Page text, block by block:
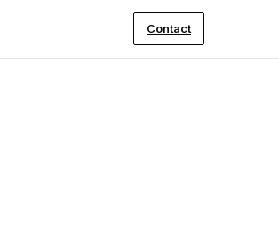
Contact